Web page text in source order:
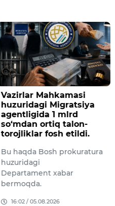
Vazirlar Mahkamasi
huzuridagi Migratsiya
agentligida 1 mlrd
so‘mdan ortiq talon-
torojliklar fosh etildi.
Bu haqda Bosh prokuratura
huzuridagi
Departament xabar
bermoqda.
16:02 / 05.08.2026